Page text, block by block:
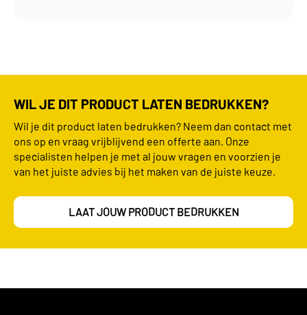
WIL JE DIT PRODUCT LATEN BEDRUKKEN?
Wil je dit product laten bedrukken? Neem dan contact met
ons op en vraag vrijblijvend een offerte aan. Onze
specialisten helpen je met al jouw vragen en voorzien je
van het juiste advies bij het maken van de juiste keuze.
LAAT JOUW PRODUCT BEDRUKKEN